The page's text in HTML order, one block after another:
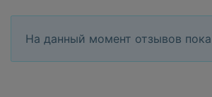
На данный момент отзывов